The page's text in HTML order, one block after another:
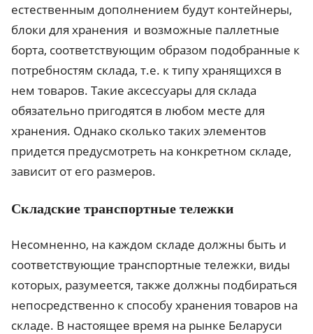
естественным дополнением будут контейнеры,
блоки для хранения и возможные паллетные
борта, соответствующим образом подобранные к
потребностям склада, т.е. к типу хранящихся в
нем товаров. Такие аксессуары для склада
обязательно пригодятся в любом месте для
хранения. Однако сколько таких элементов
придется предусмотреть на конкретном складе,
зависит от его размеров.
Складские транспортные тележки
Несомненно, на каждом складе должны быть и
соответствующие транспортные тележки, виды
которых, разумеется, также должны подбираться
непосредственно к способу хранения товаров на
складе. В настоящее время на рынке Беларуси